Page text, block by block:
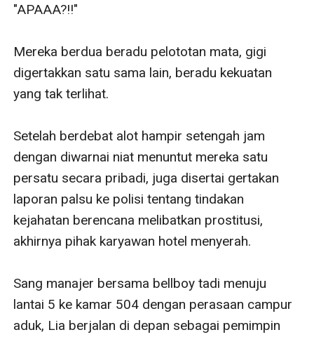
"APAAA?!!"
Mereka berdua beradu pelototan mata, gigi
digertakkan satu sama lain, beradu kekuatan
yang tak terlihat.
Setelah berdebat alot hampir setengah jam
dengan diwarnai niat menuntut mereka satu
persatu secara pribadi, juga disertai gertakan
laporan palsu ke polisi tentang tindakan
kejahatan berencana melibatkan prostitusi,
akhirnya pihak karyawan hotel menyerah.
Sang manajer bersama bellboy tadi menuju
lantai 5 ke kamar 504 dengan perasaan campur
aduk, Lia berjalan di depan sebagai pemimpin